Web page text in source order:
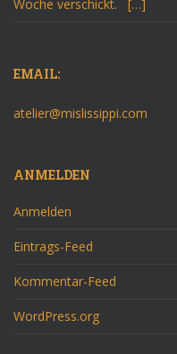
Woche verschickt. […]
EMAIL:
atelier@mislissippi.com
ANMELDEN
Anmelden
Eintrags-Feed
Kommentar-Feed
WordPress.org